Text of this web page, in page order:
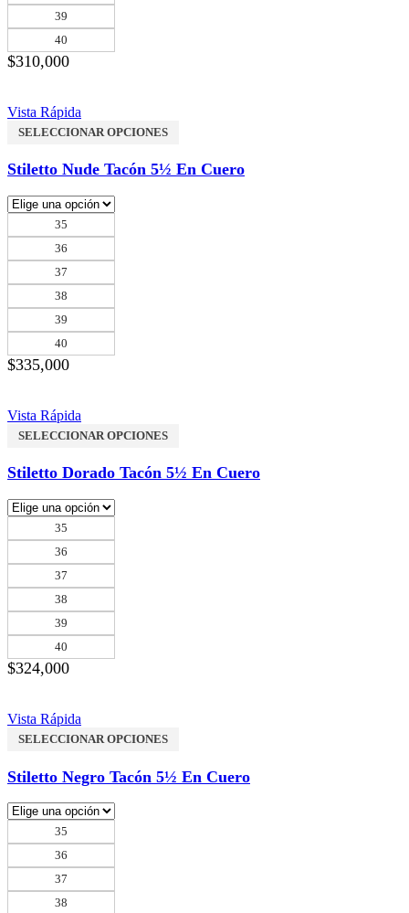
39
40
$310,000
Vista Rápida
SELECCIONAR OPCIONES
Stiletto Nude Tacón 5½ En Cuero
35
36
37
38
39
40
$335,000
Vista Rápida
SELECCIONAR OPCIONES
Stiletto Dorado Tacón 5½ En Cuero
35
36
37
38
39
40
$324,000
Vista Rápida
SELECCIONAR OPCIONES
Stiletto Negro Tacón 5½ En Cuero
35
36
37
38